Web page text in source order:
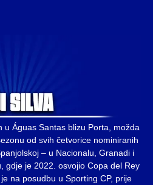
u Águas Santas blizu Porta, možda
od svih četvorice nominiranih
– u Nacionalu, Granadi i
gdje je 2022. osvojio Copa del Rey
na posudbu u Sporting CP, prije